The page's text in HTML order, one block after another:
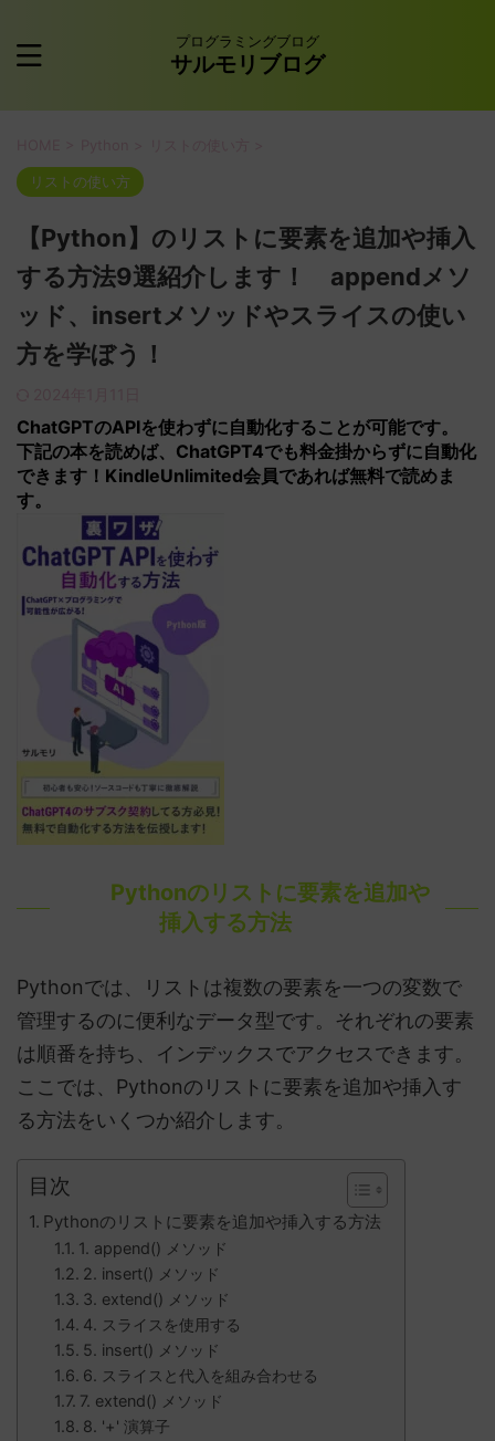
プログラミングブログ
サルモリブログ
リストの使い方
【Python】のリストに要素を追加や挿入
する方法9選紹介します！ appendメソ
ッド、insertメソッドやスライスの使い
方を学ぼう！
ChatGPTのAPIを使わずに自動化することが可能です。
下記の本を読めば、ChatGPT4でも料金掛からずに自動化
できます！KindleUnlimited会員であれば無料で読めま
す。
Pythonのリストに要素を追加や
挿入する方法
Pythonでは、リストは複数の要素を一つの変数で
管理するのに便利なデータ型です。それぞれの要素
は順番を持ち、インデックスでアクセスできます。
ここでは、Pythonのリストに要素を追加や挿入す
る方法をいくつか紹介します。
目次
Pythonのリストに要素を追加や挿入する方法
1. append() メソッド
2. insert() メソッド
3. extend() メソッド
4. スライスを使用する
5. insert() メソッド
6. スライスと代入を組み合わせる
7. extend() メソッド
8. '+' 演算子